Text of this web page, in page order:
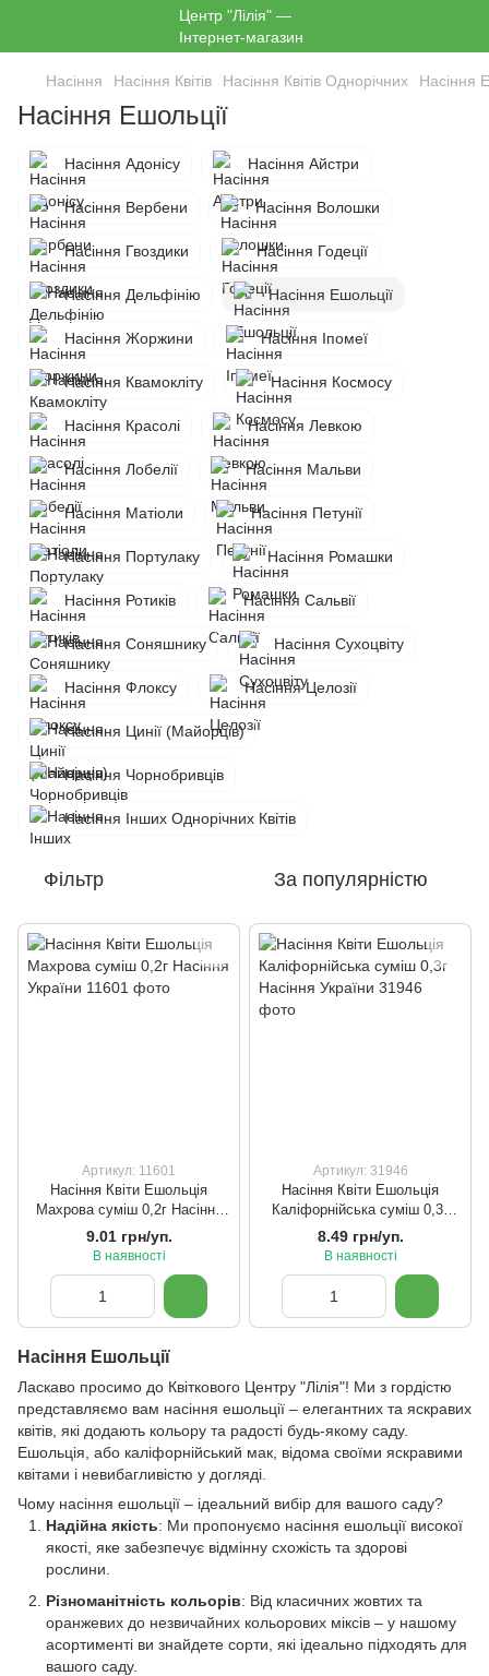
Насіння Насіння Квітів Насіння Квітів Однорічних Насіння
Насіння Ешольції
Насіння Адонісу Насіння Айстри
Насіння Вербени Насіння Волошки
Насіння Гвоздики Насіння Годеції
Насіння Дельфінію Насіння Ешольції
Насіння Жоржини Насіння Іпомеї
Насіння Квамокліту Насіння Космосу
Насіння Красолі Насіння Левкою
Насіння Лобелії Насіння Мальви
Насіння Матіоли Насіння Петунії
Насіння Портулаку Насіння Ромашки
Насіння Ротиків Насіння Сальвії
Насіння Соняшнику Насіння Сухоцвіту
Насіння Флоксу Насіння Целозії
Насіння Цинії (Майорців)
Насіння Чорнобривців
Насіння Інших Однорічних Квітів
Фільтр За популярністю
Артикул: 11601
Насіння Квіти Ешольція
Махрова суміш 0,2г Насіння
України
9.01 грн/уп.
В наявності
Артикул: 31946
Насіння Квіти Ешольція
Каліфорнійська суміш 0,3г
Насіння України
8.49 грн/уп.
В наявності
Насіння Ешольції
Ласкаво просимо до Квіткового Центру "Лілія"! Ми з гордістю
представляємо вам насіння ешольції – елегантних та яскравих
квітів, які додають кольору та радості будь-якому саду.
Ешольція, або каліфорнійський мак, відома своїми яскравими
квітами і невибагливістю у догляді.
Чому насіння ешольції – ідеальний вибір для вашого саду?
Надійна якість: Ми пропонуємо насіння ешольції високої
якості, яке забезпечує відмінну схожість та здорові
рослини.
Різноманітність кольорів: Від класичних жовтих та
оранжевих до незвичайних кольорових міксів – у нашому
асортименті ви знайдете сорти, які ідеально підходять для
вашого саду.